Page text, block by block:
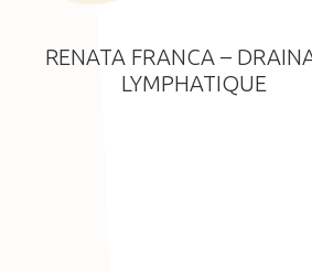
RENATA FRANCA –
LYMPHATIQUE